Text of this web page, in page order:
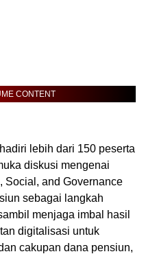
CONTENT
lebih dari 150 peserta
diskusi mengenai
Social, and Governance
sebagai langkah
menjaga imbal hasil
digitalisasi untuk
cakupan dana pensiun,